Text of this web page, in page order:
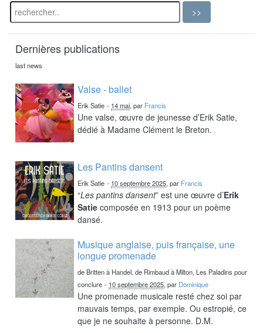
Dernières publications
last news
Valse - ballet
Erik Satie - 14 mai, par Francis
Une valse, œuvre de jeunesse d’Erik Satie,
dédié à Madame Clément le Breton.
Les Pantins dansent
Erik Satie - 10 septembre 2025, par Francis
“Les pantins dansent” est une œuvre d’Erik
Satie composée en 1913 pour un poème
dansé.
Musique anglaise, puis française, une
longue promenade
de Britten à Handel, de Rimbaud à Milton, Les Paladins pour
conclure - 10 septembre 2025, par Dominique
Une promenade musicale resté chez soi par
mauvais temps, par exemple. Ou estropié, ce
que je ne souhaite à personne. D.M.